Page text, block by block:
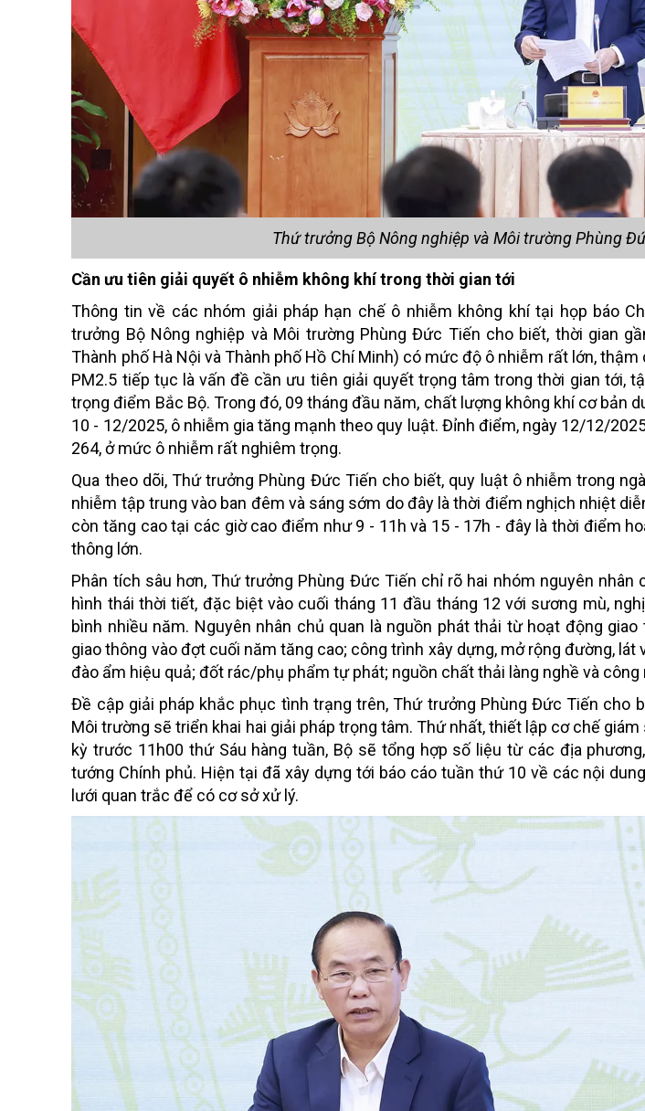
Thứ trưởng Bộ Nông nghiệp và Môi trường Phùng
Cần ưu tiên giải quyết ô nhiễm không khí trong thời gian tới
Thông tin về các nhóm giải pháp hạn chế ô nhiễm không khí tại họp báo
trưởng Bộ Nông nghiệp và Môi trường Phùng Đức Tiến cho biết, thời gian
Thành phố Hà Nội và Thành phố Hồ Chí Minh) có mức độ ô nhiễm rất lớn,
PM2.5 tiếp tục là vấn đề cần ưu tiên giải quyết trọng tâm trong thời gian tới,
trọng điểm Bắc Bộ. Trong đó, 09 tháng đầu năm, chất lượng không khí cơ bản
10 - 12/2025, ô nhiễm gia tăng mạnh theo quy luật. Đỉnh điểm, ngày 12/12/
264, ở mức ô nhiễm rất nghiêm trọng.
Qua theo dõi, Thứ trưởng Phùng Đức Tiến cho biết, quy luật ô nhiễm trong
nhiễm tập trung vào ban đêm và sáng sớm do đây là thời điểm nghịch nhiệt
còn tăng cao tại các giờ cao điểm như 9 - 11h và 15 - 17h - đây là thời điểm
thông lớn.
Phân tích sâu hơn, Thứ trưởng Phùng Đức Tiến chỉ rõ hai nhóm nguyên nhân
hình thái thời tiết, đặc biệt vào cuối tháng 11 đầu tháng 12 với sương mù,
bình nhiều năm. Nguyên nhân chủ quan là nguồn phát thải từ hoạt động
giao thông vào đợt cuối năm tăng cao; công trình xây dựng, mở rộng đường,
đào ẩm hiệu quả; đốt rác/phụ phẩm tự phát; nguồn chất thải làng nghề và công
Đề cập giải pháp khắc phục tình trạng trên, Thứ trưởng Phùng Đức Tiến cho
Môi trường sẽ triển khai hai giải pháp trọng tâm. Thứ nhất, thiết lập cơ chế
kỳ trước 11h00 thứ Sáu hàng tuần, Bộ sẽ tổng hợp số liệu từ các địa
tướng Chính phủ. Hiện tại đã xây dựng tới báo cáo tuần thứ 10 về các nội
lưới quan trắc để có cơ sở xử lý.